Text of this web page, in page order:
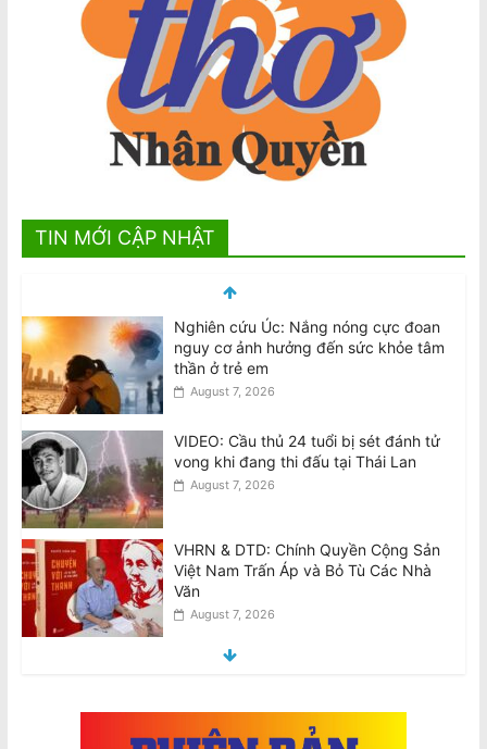
TIN MỚI CẬP NHẬT
nguy cơ ảnh hưởng đến sức khỏe tâm
August 7, 2026
VIDEO: Cầu thủ 24 tuổi bị sét đánh tử
VHRN & DTD: Chính Quyền Cộng Sản
August 7, 2026
VHRN & DTD: Vietnamese Communist
Imprisonment Of Writers
National Stroke Week: Thay đổi lối
sống tốt hơn phẫu thuật trong việc